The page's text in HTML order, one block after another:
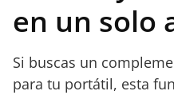
en un solo
Si buscas un
para tu portátil, esta